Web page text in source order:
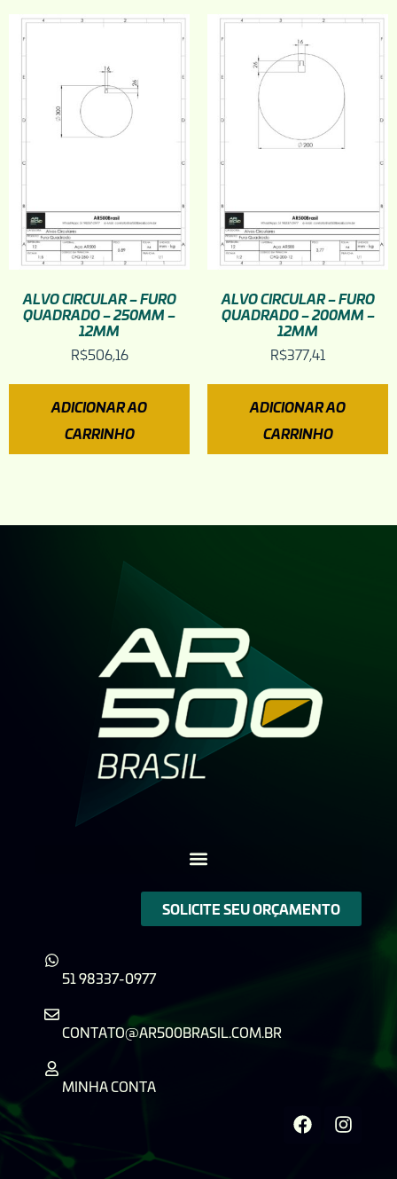
ALVO CIRCULAR – FURO
QUADRADO – 250MM –
12MM
R$506,16
ADICIONAR AO
CARRINHO
ALVO CIRCULAR – FURO
QUADRADO – 200MM –
12MM
R$377,41
ADICIONAR AO
CARRINHO
SOLICITE SEU ORÇAMENTO
51 98337-0977
CONTATO@AR500BRASIL.COM.BR
MINHA CONTA